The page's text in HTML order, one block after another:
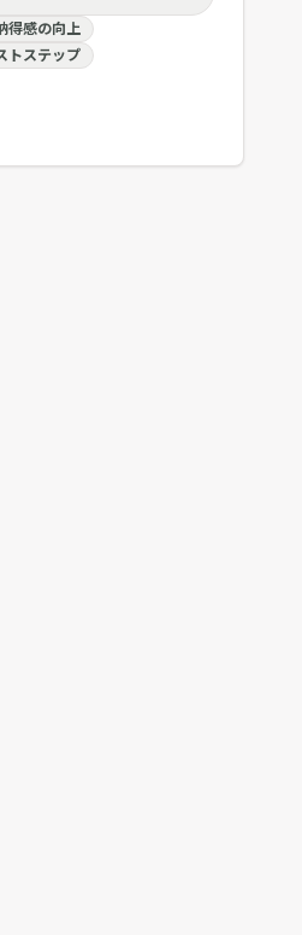
得感の向上
トステップ